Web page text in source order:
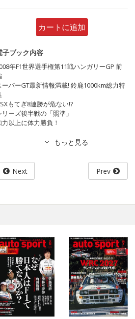
カートに追加
子ブック内容
年F1世界選手権第11戦ハンガリーGP 前
ーパーGT最新情報満載! 鈴鹿1000km総力特
もてぎ8連勝が危ない!?
リーズ後半戦の「照準」
力以上に体力勝負！
Next Prev